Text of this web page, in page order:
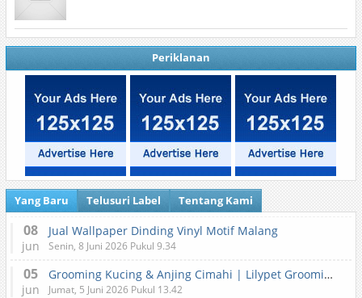
Periklanan
Yang Baru Telusuri Label Tentang Kami
08
jun
Jual Wallpaper Dinding Vinyl Motif Malang
Senin, 8 Juni 2026 Pukul 9.34
05
jun
Grooming Kucing & Anjing Cimahi | Lilypet Grooming & Pet Hotel
Jumat, 5 Juni 2026 Pukul 13.42